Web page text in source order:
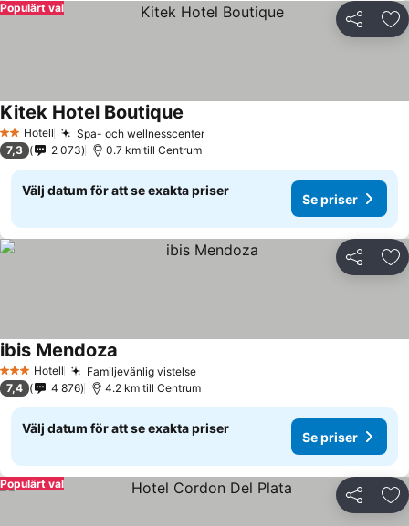
Dela
Populärt val
2 Stjärnor
Hotell Spa- och wellnesscenterSe priser
Kitek Hotel Boutique
7,3 2 073 0.7 km till Centrum
Välj datum för att se exakta priser
Se priser
Dela
3 StjärnorHotell Familjevänlig vistelseSe priser
ibis Mendoza
7,4 4 876 4.2 km till Centrum
Välj datum för att se exakta priser
Se priser
Dela
Populärt val